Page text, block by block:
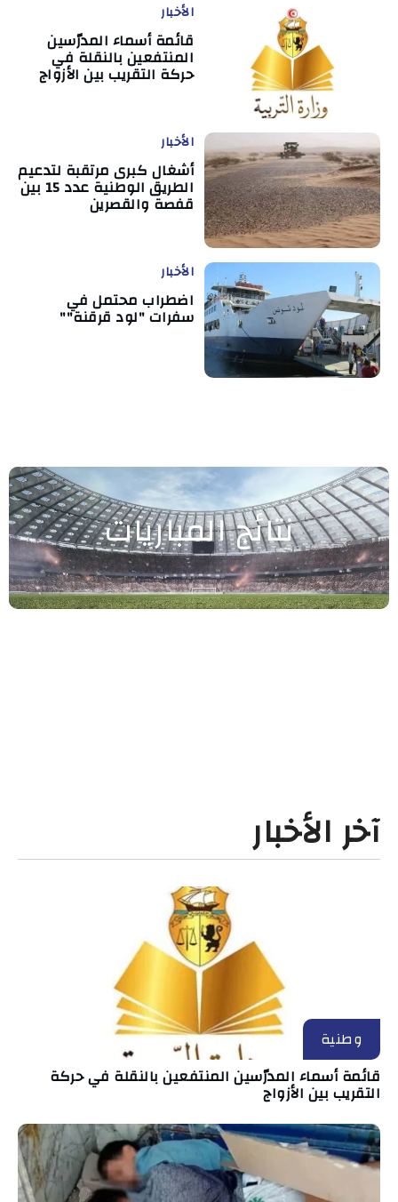
الأخبار
قائمة أسماء المدرّسين
المنتفعين بالنقلة في
حركة التقريب بين الأزواج
الأخبار
أشغال كبرى مرتقبة لتدعيم
الطريق الوطنية عدد 15 بين
قفصة والقصرين
الأخبار
اضطراب محتمل في
سفرات "لود قرقنة""
نتائج المباريات
آخر الأخبار
وطنية
قائمة أسماء المدرّسين المنتفعين بالنقلة في حركة
التقريب بين الأزواج